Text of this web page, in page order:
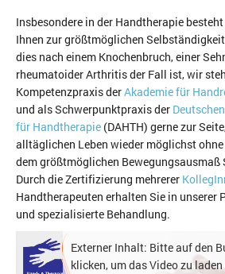
Insbesondere in der Handtherapie
Ihnen zur größtmöglichen
dies nach einem Knochenbruch, einer
rheumatoider Arthritis der Fall ist, wir
Kompetenzpraxis derAkademie für
und als Schwerpunktpraxis der
für Handtherapie (DAHTH) gerne zur
alltäglichen Leben wieder möglichst
dem größtmöglichen Bewegungsausmaß
Durch die Zertifizierung mehrerer
Handtherapeuten erhalten Sie in unserer
und spezialisierte Behandlung.
Externer Inhalt: Bitte auf den
klicken, um das Video zu